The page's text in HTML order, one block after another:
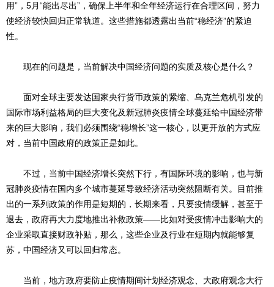
用”，5月“能出尽出”，确保上半年和全年经济运行在合理区间，努力
使经济较快回归正常轨道。这些措施都透露出当前“稳经济”的紧迫
性。
现在的问题是，当前解决中国经济问题的实质及核心是什么？
面对全球主要发达国家央行货币政策的紧缩、乌克兰危机引发的
国际市场利益格局的巨大变化及新冠肺炎疫情全球蔓延给中国经济带
来的巨大影响，我们必须围绕“稳增长”这一核心，以更开放的方式应
对，当前中国政府的政策正是如此。
不过，当前中国经济增长突然下行，有国际环境的影响，也与新
冠肺炎疫情在国内多个城市蔓延导致经济活动突然阻断有关。目前推
出的一系列政策的作用是短期的，长期来看，只要疫情缓解，甚至于
退去，政府再大力度地推出补救政策——比如对受疫情冲击影响大的
企业采取直接财政补贴，那么，这些企业及行业在短期内就能够复
苏，中国经济又可以回归常态。
当前，地方政府要防止疫情期间计划经济观念、大政府观念大行